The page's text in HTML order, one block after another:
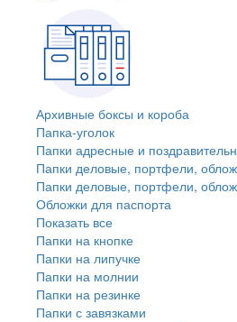
Архивные боксы и короба
Папка-уголок
Папки адресные и
Папки деловые, портфели,
Папки деловые, портфели,
Обложки для паспорта
Показать все
Папки на кнопке
Папки на липучке
Папки на молнии
Папки на резинке
Папки с завязками